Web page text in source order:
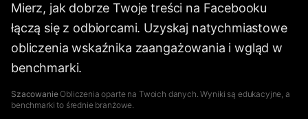
Mierz, jak dobrze Twoje treści na Facebooku
łączą się z odbiorcami. Uzyskaj natychmiastowe
obliczenia wskaźnika zaangażowania i wgląd w
benchmarki.
SzacowanieObliczenia oparte na Twoich danych. Wyniki są edukacyjne, a
benchmarki to średnie branżowe.